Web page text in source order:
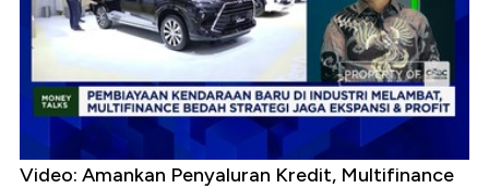
Video: Amankan Penyaluran Kredit, Multifinance